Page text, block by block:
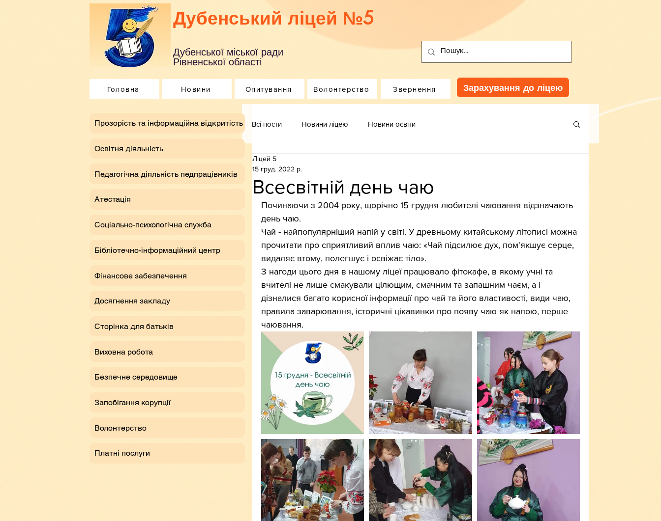
Дубенський ліцей №5
Дубенської міської ради
Рівненської області
Головна Новини Опитування Волонтерство Звернення Зарахування до ліцею
Всі пости Новини ліцею Новини освіти
Всесвітній день чаю
Ліцей 5
15 груд. 2022 р.
Починаючи з 2004 року, щорічно 15 грудня любителі чаювання відзначають
день чаю.
Чай - найпопулярніший напій у світі. У древньому китайському літописі можна
прочитати про сприятливий вплив чаю: «Чай підсилює дух, пом'якшує серце,
видаляє втому, полегшує і освіжає тіло».
З нагоди цього дня в нашому ліцеї працювало фітокафе, в якому учні та
вчителі не лише смакували цілющим, смачним та запашним чаєм, а і
дізналися багато корисної інформації про чай та його властивості, види чаю,
правила заварювання, історичні цікавинки про появу чаю як напою, перше
чаювання.
​Прозорість та інформаційна відкритість
Освітня діяльність
Педагогічна діяльність педпрацівників
Атестація
Соціально-психологічна служба
Бібліотечно-інформаційний центр
Фінансове забезпечення
Досягнення закладу
Сторінка для батьків
Виховна робота
Безпечне середовище
Запобігання корупції
Волонтерство
Платні послуги